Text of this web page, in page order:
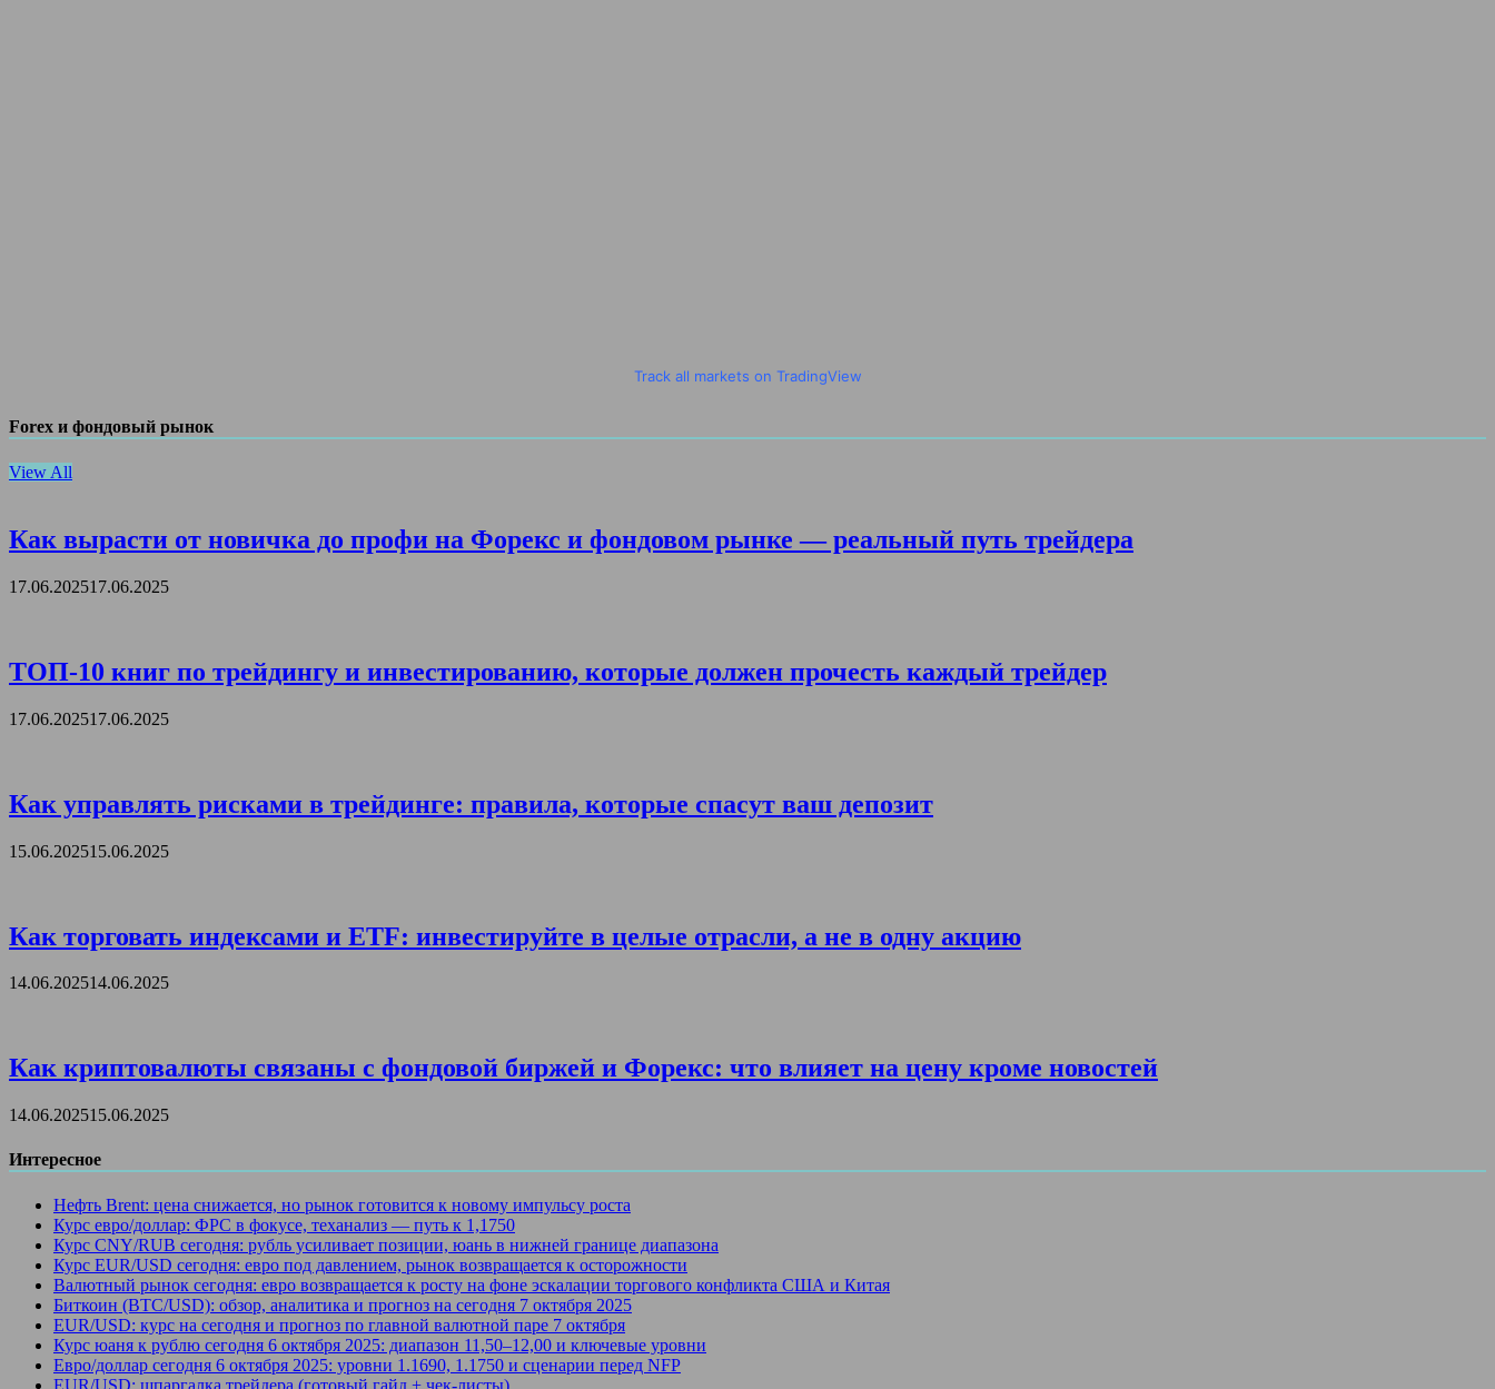
Track all markets on TradingView
Forex и фондовый рынок
View All
Как вырасти от новичка до профи на Форекс и фондовом рынке — реальный путь трейдера
17.06.202517.06.2025
ТОП-10 книг по трейдингу и инвестированию, которые должен прочесть каждый трейдер
17.06.202517.06.2025
Как управлять рисками в трейдинге: правила, которые спасут ваш депозит
15.06.202515.06.2025
Как торговать индексами и ETF: инвестируйте в целые отрасли, а не в одну акцию
14.06.202514.06.2025
Как криптовалюты связаны с фондовой биржей и Форекс: что влияет на цену кроме новостей
14.06.202515.06.2025
Интересное
Нефть Brent: цена снижается, но рынок готовится к новому импульсу роста
Курс евро/доллар: ФРС в фокусе, теханализ — путь к 1,1750
Курс CNY/RUB сегодня: рубль усиливает позиции, юань в нижней границе диапазона
Курс EUR/USD сегодня: евро под давлением, рынок возвращается к осторожности
Валютный рынок сегодня: евро возвращается к росту на фоне эскалации торгового конфликта США и Китая
Биткоин (BTC/USD): обзор, аналитика и прогноз на сегодня 7 октября 2025
EUR/USD: курс на сегодня и прогноз по главной валютной паре 7 октября
Курс юаня к рублю сегодня 6 октября 2025: диапазон 11,50–12,00 и ключевые уровни
Евро/доллар сегодня 6 октября 2025: уровни 1.1690, 1.1750 и сценарии перед NFP
EUR/USD: шпаргалка трейдера (готовый гайд + чек-листы)